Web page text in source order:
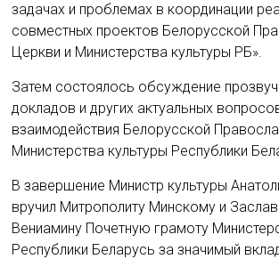
задачах и проблемах в координации
совместных проектов Белорусской
Церкви и Министерства культуры РБ».
Затем состоялось обсуждение
докладов и других актуальных
взаимодействия Белорусской
Министерства культуры Республики
В завершение Министр культуры
вручил Митрополиту Минскому и
Вениамину Почетную грамоту
Республики Беларусь за значимый